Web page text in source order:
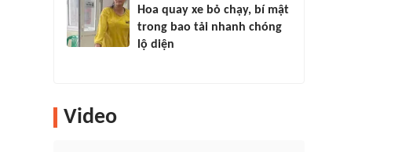
Hoa quay xe bỏ chạy, bí mật
trong bao tải nhanh chóng
lộ diện
Video